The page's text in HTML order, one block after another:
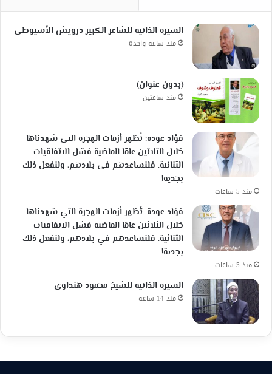
السيرة الذاتية للشاعر الكبير درويش الأسيوطي
منذ ساعة واحدة
(بدون عنوان)
منذ ساعتين
فؤاد عودة: تُظهر أزمات الهجرة التي شهدناها
خلال الثلاثين عامًا الماضية فشل الاتفاقيات
الثنائية. فلنساعدهم في بلادهم، ولنفعل ذلك
بجدية!
منذ 5 ساعات
فؤاد عودة: تُظهر أزمات الهجرة التي شهدناها
خلال الثلاثين عامًا الماضية فشل الاتفاقيات
الثنائية. فلنساعدهم في بلادهم، ولنفعل ذلك
بجدية!
منذ 5 ساعات
السيرة الذاتية للشيخ محمود هنداوي
منذ 14 ساعة